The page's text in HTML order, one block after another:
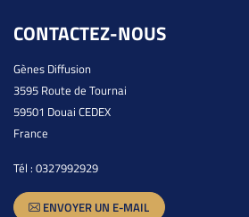
CONTACTEZ-NOUS
Gènes Diffusion
3595 Route de Tournai
59501 Douai CEDEX
France
Tél : 0327992929
ENVOYER UN E-MAIL